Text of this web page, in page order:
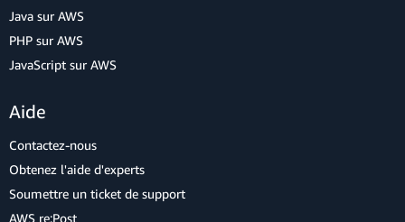
Java sur AWS
PHP sur AWS
JavaScript sur AWS
Aide
Contactez-nous
Obtenez l'aide d'experts
Soumettre un ticket de support
AWS re:Post